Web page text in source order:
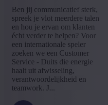
d'engagement
+ Montrer plus - Montrer moins
Langue offre d'emploi
Néerlandais(9)
+ Montrer plus - Montrer moins
Niveau d'expérience
Quelque expérience
Mid Career
Ben jij communicatief sterk,
spreek je vlot meerdere talen
en hou je ervan om klanten
écht verder te helpen? Voor
een internationale speler
zoeken we een Customer
Service - Duits die energie
haalt uit afwisseling,
verantwoordelijkheid en
teamwork. J...